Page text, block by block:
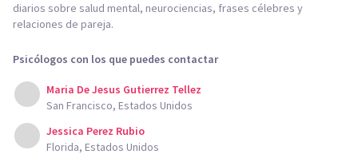
diarios sobre salud mental, neurociencias, frases célebres y
relaciones de pareja.
Psicólogos con los que puedes contactar
Maria De Jesus Gutierrez Tellez
San Francisco, Estados Unidos
Jessica Perez Rubio
Florida, Estados Unidos